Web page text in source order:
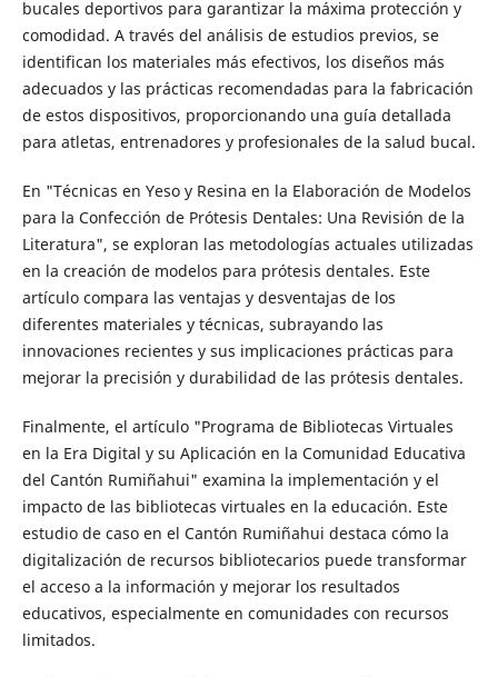
bucales deportivos para garantizar la máxima protección y
comodidad. A través del análisis de estudios previos, se
identifican los materiales más efectivos, los diseños más
adecuados y las prácticas recomendadas para la fabricación
de estos dispositivos, proporcionando una guía detallada
para atletas, entrenadores y profesionales de la salud bucal.
En "Técnicas en Yeso y Resina en la Elaboración de Modelos
para la Confección de Prótesis Dentales: Una Revisión de la
Literatura", se exploran las metodologías actuales utilizadas
en la creación de modelos para prótesis dentales. Este
artículo compara las ventajas y desventajas de los
diferentes materiales y técnicas, subrayando las
innovaciones recientes y sus implicaciones prácticas para
mejorar la precisión y durabilidad de las prótesis dentales.
Finalmente, el artículo "Programa de Bibliotecas Virtuales
en la Era Digital y su Aplicación en la Comunidad Educativa
del Cantón Rumiñahui" examina la implementación y el
impacto de las bibliotecas virtuales en la educación. Este
estudio de caso en el Cantón Rumiñahui destaca cómo la
digitalización de recursos bibliotecarios puede transformar
el acceso a la información y mejorar los resultados
educativos, especialmente en comunidades con recursos
limitados.